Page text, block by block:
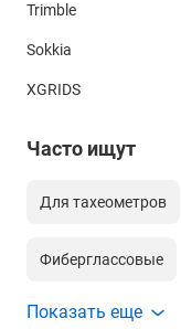
Trimble
Sokkia
XGRIDS
Часто ищут
Для тахеометров
Фиберглассовые
Для gnss
Показать еще